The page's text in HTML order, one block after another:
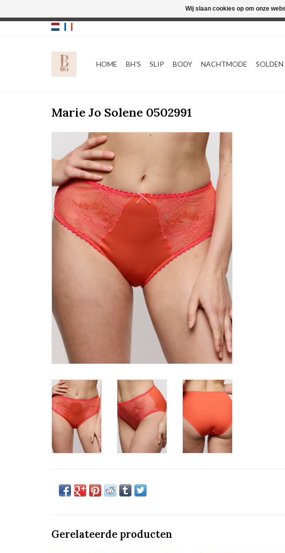
HOME BH'S SLIP BODY NACHTMODE SOLDEN
Marie Jo Solene 0502991
Gerelateerde producten
Wij slaan cookies op om onze